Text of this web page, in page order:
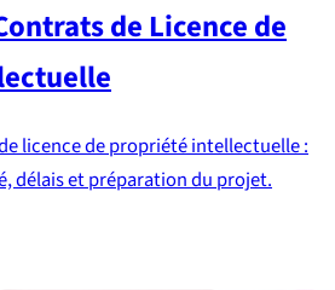
de Licence de
licence de propriété intellectuelle :
délais et préparation du projet.